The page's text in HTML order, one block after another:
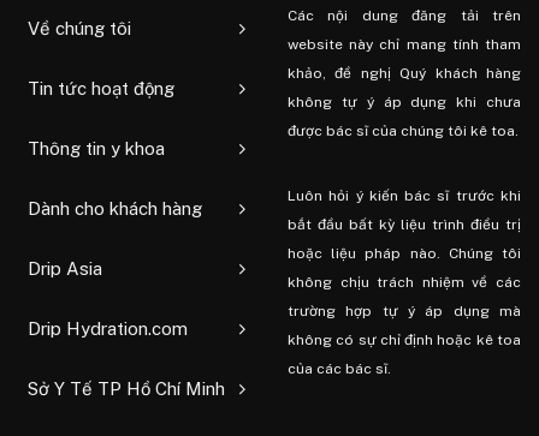
Về chúng tôi
Tin tức hoạt động
Thông tin y khoa
Dành cho khách hàng
Drip Asia
Drip Hydration.com
Sở Y Tế TP Hồ Chí Minh
Các nội dung đăng tải trên
website này chỉ mang tính tham
khảo, đề nghị Quý khách hàng
không tự ý áp dụng khi chưa
được bác sĩ của chúng tôi kê toa.
Luôn hỏi ý kiến ​​bác sĩ trước khi
bắt đầu bất kỳ liệu trình điều trị
hoặc liệu pháp nào. Chúng tôi
không chịu trách nhiệm về các
trường hợp tự ý áp dụng mà
không có sự chỉ định hoặc kê toa
của các bác sĩ.